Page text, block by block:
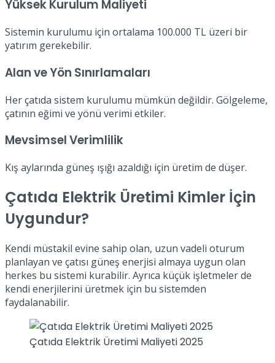
Yüksek Kurulum Maliyeti
Sistemin kurulumu için ortalama 100.000 TL üzeri bir
yatırım gerekebilir.
Alan ve Yön Sınırlamaları
Her çatıda sistem kurulumu mümkün değildir. Gölgeleme,
çatının eğimi ve yönü verimi etkiler.
Mevsimsel Verimlilik
Kış aylarında güneş ışığı azaldığı için üretim de düşer.
Çatıda Elektrik Üretimi Kimler İçin
Uygundur?
Kendi müstakil evine sahip olan, uzun vadeli oturum
planlayan ve çatısı güneş enerjisi almaya uygun olan
herkes bu sistemi kurabilir. Ayrıca küçük işletmeler de
kendi enerjilerini üretmek için bu sistemden
faydalanabilir.
Çatıda Elektrik Üretimi Maliyeti 2025